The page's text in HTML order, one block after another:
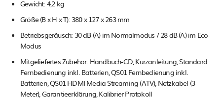
Gewicht: 4,2 kg
Größe (B x H x T): 380 x 127 x 263 mm
Betriebsgeräusch: 30 dB (A) im Normalmodus / 28 dB (A) im Eco-
Modus
Mitgeliefertes Zubehör: Handbuch-CD, Kurzanleitung, Standard
Fernbedienung inkl. Batterien, QS01 Fernbedienung inkl.
Batterien, QS01 HDMI Media Streaming (ATV), Netzkabel (3
Meter), Garantieerklärung, Kalibrier Protokoll